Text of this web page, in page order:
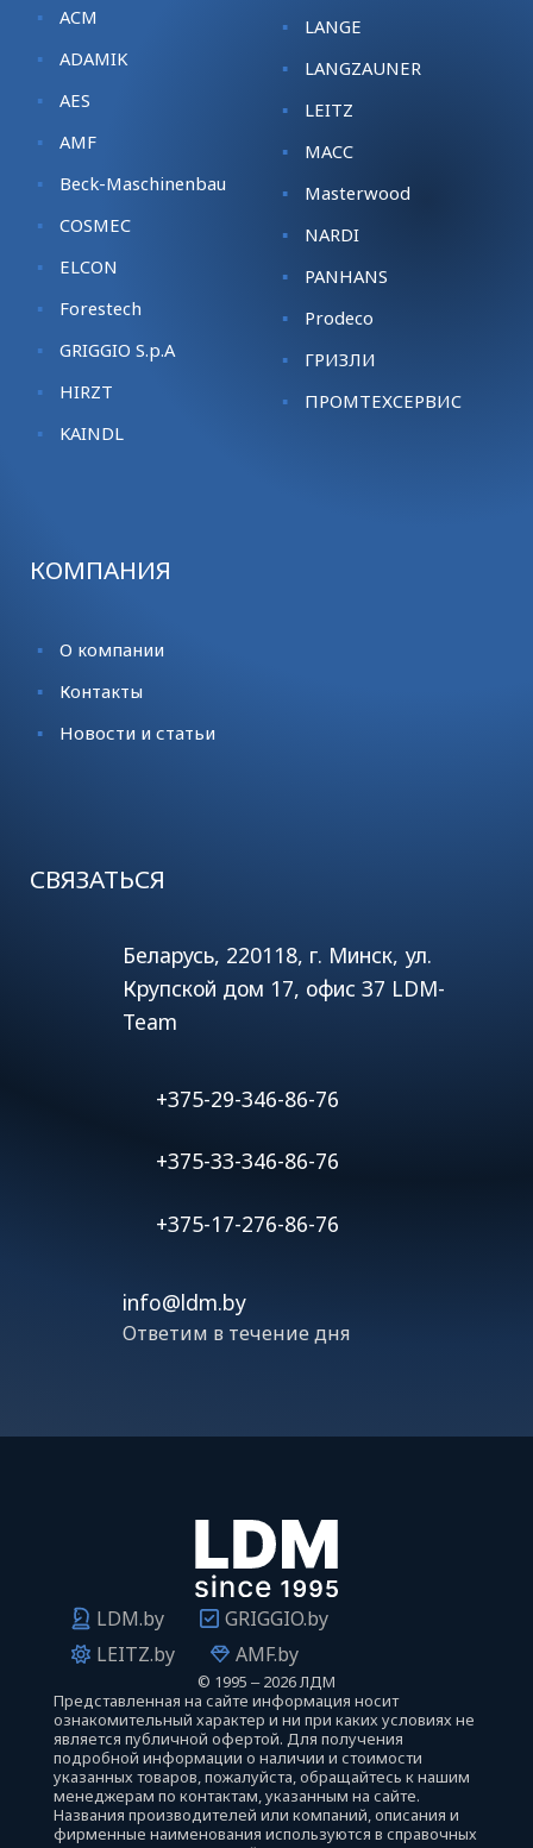
ACM
ADAMIK
AES
AMF
Beck-Maschinenbau
COSMEC
ELCON
Forestech
GRIGGIO S.p.A
HIRZT
KАINDL
LANGE
LANGZAUNER
LEITZ
MACC
Masterwood
NARDI
PANHANS
Prodeco
ГРИЗЛИ
ПРОМТЕХСЕРВИС
КОМПАНИЯ
О компании
Контакты
Новости и статьи
СВЯЗАТЬСЯ
Беларусь, 220118, г. Минск, ул.
Крупской дом 17, офис 37 LDM-
Team
+375-29-346-86-76
+375-33-346-86-76
+375-17-276-86-76
info@ldm.by
Ответим в течение дня
LDM.by
GRIGGIO.by
LEITZ.by
AMF.by
© 1995 ‒ 2026 ЛДМ
Представленная на сайте информация носит
ознакомительный характер и ни при каких условиях не
является публичной офертой. Для получения
подробной информации о наличии и стоимости
указанных товаров, пожалуйста, обращайтесь к нашим
менеджерам по контактам, указанным на сайте.
Названия производителей или компаний, описания и
фирменные наименования используются в справочных